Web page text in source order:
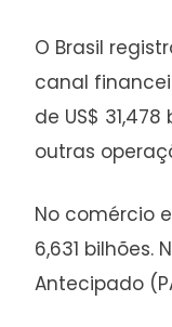
O Brasil
canal
de US$
outras
No comércio
6,631 bilhões.
Antecipado